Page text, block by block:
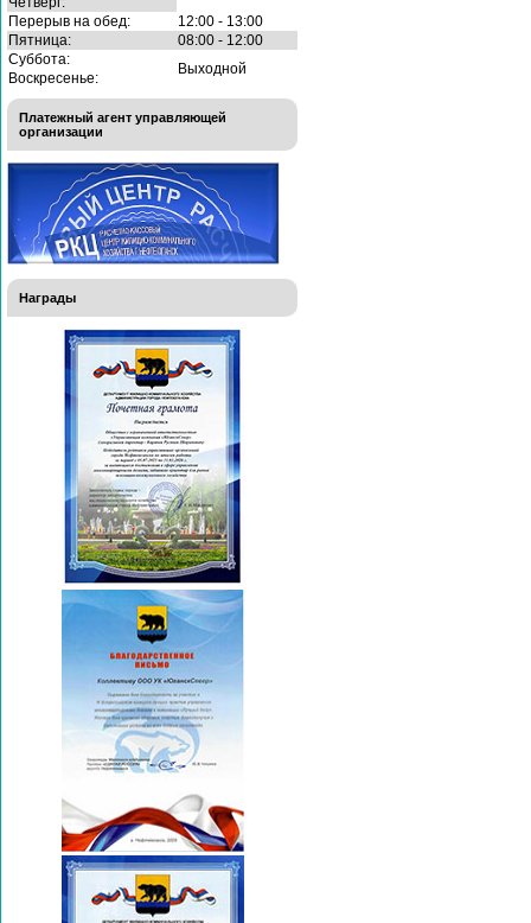
Перерыв на обед:
12:00 - 13:00
Пятница:
08:00 - 12:00
Суббота:
Выходной
Воскресенье:
Платежный агент управляющей
организации
Награды